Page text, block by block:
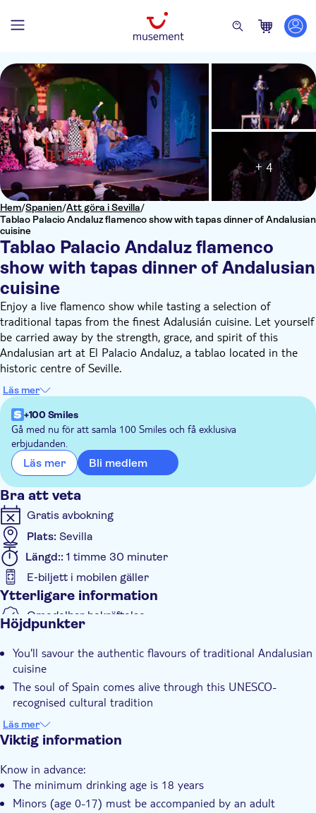
Hem/Spanien/Att göra i Sevilla/
Tablao Palacio Andaluz flamenco show with tapas dinner of Andalusian
cuisine
Tablao Palacio Andaluz flamenco
show with tapas dinner of Andalusian
cuisine
+ 4
Enjoy a live flamenco show while tasting a selection of
traditional tapas from the finest Adalusián cuisine. Let yourself
be carried away by the strength, grace, and spirit of this
Andalusian art at El Palacio Andaluz, a tablao located in the
historic centre of Seville.
Get ready to experience a unique singing, dancing, and guitar
show. An hour and a half of the best live flamenco, performed
by a cast of professional artists of recognised international
prestige. Don't miss the chance to uncover the roots, tradition,
and passion of this universal art in depth, through a journey
through the different flamenco styles.
Your entrance ticket includes free admission to the Flamenco
Dress Museum, a unique space that traces the history,
evolution and trends of this iconic Andalusian costume, the
traditional attire worn at the April Fair. Here, you'll find pieces
by designers and the recreation of a fashion workshop, all
under the artistic direction of Raquel Revuelta, director of
SIMOF.
Läs mer
+100 Smiles
Gå med nu för att samla 100 Smiles och få exklusiva
erbjudanden.
Läs mer Bli medlem
Bra att veta
Gratis avbokning
Plats: Sevilla
Längd:: 1 timme 30 minuter
E-biljett i mobilen gäller
Ytterligare information
Omedelbar bekräftelse
Måltid ingår
Rullstolsanpassad
Höjdpunkter
You'll savour the authentic flavours of traditional Andalusian
cuisine
The soul of Spain comes alive through this UNESCO-
recognised cultural tradition
It's a perfect blend of music, history and gastronomy in one
vibrant experience
one of its kind in the world
Läs mer
Viktig information
Know in advance:
The minimum drinking age is 18 years
Minors (age 0-17) must be accompanied by an adult